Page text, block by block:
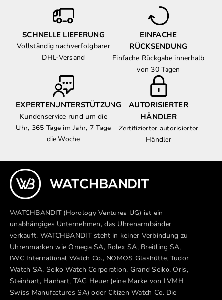
SCHNELLE LIEFERUNG
Vollständig nachverfolgbarer
DHL-Versand
EINFACHE
RÜCKSENDUNG
Einfache Rückgabe innerhalb
von 30 Tagen
EXPERTENUNTERSTÜTZUNG
Kundenservice rund um die
Uhr, 365 Tage im Jahr, 7 Tage
die Woche
AUTORISIERTER
HÄNDLER
Zertifizierter autorisierter
Händler
WATCHBANDIT (Horology Ventures UG) ist ein
unabhängiges Unternehmen, das Uhrenarmbänder
verkauft. WATCHBANDIT steht in keiner Verbindung zu
Uhrenmarken wie Omega SA, Rolex SA, Breitling SA,
IWC International Watch Co., NOMOS Glashütte, Tudor
Watch SA, Seiko Watch Corporation, Grand Seiko, Oris,
Steinhart, Hanhart, TAG Heuer (eine Marke von LVMH
Swiss Manufactures SA) oder Citizen Watch Co. Die